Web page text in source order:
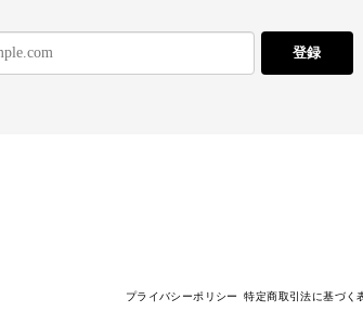
登録
プライバシーポリシー 特定商取引法に基づく